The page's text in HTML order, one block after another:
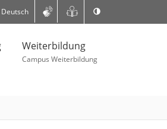
Weiterbildung
Campus Weiterbildung